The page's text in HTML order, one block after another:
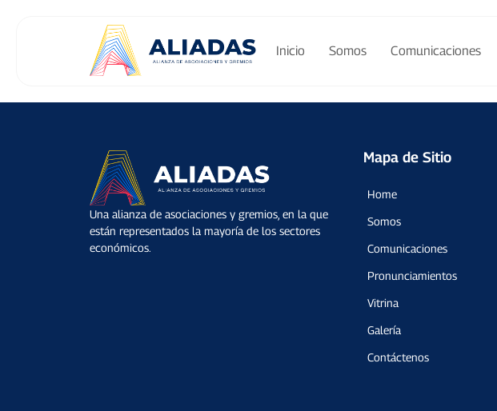
Inicio Somos Comunicaciones
Una alianza de asociaciones y gremios, en la que
están representados la mayoría de los sectores
económicos.
Mapa de Sitio
Home
Somos
Comunicaciones
Pronunciamientos
Vitrina
Galería
Contáctenos